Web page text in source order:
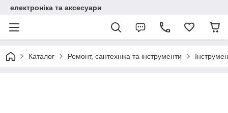
електроніка та аксесуари
Каталог Ремонт, сантехніка та інструменти